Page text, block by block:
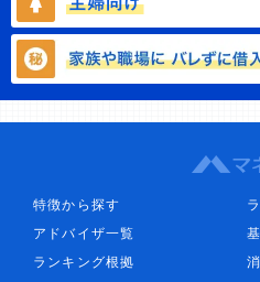
特徴から探す
アドバイザ一覧
ランキング根拠